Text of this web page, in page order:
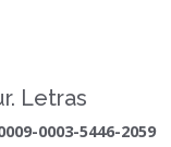
Letras
0003-5446-2059